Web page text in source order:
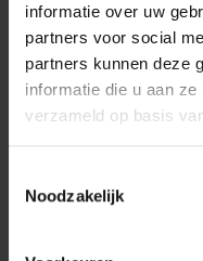
informatie over uw
partners voor social
partners kunnen deze
informatie die u aan
verzameld op basis
Noodzakelijk
Onderwijs
hoger)
Leraar LO
Leraar
Leraar